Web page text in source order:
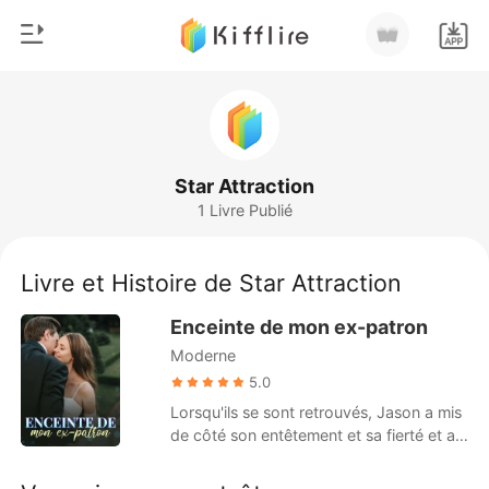
Télécharger l'appli
Loup-garou
Romance
Milliardaire
Classement
Star Attraction
1 Livre Publié
Livre et Histoire de Star Attraction
Enceinte de mon ex-patron
Moderne
5.0
Lorsqu'ils se sont retrouvés, Jason a mis
de côté son entêtement et sa fierté et a
plaît, reviens-moi ? » Pendant trois ans,